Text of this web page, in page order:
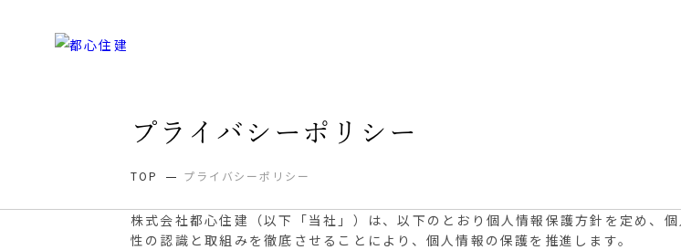
プライバシーポリシー
TOP プライバシーポリシー
株式会社都心住建（以下「当社」）は、以下のとおり個人情報保護方針を定め、
性の認識と取組みを徹底させることにより、個人情報の保護を推進します。